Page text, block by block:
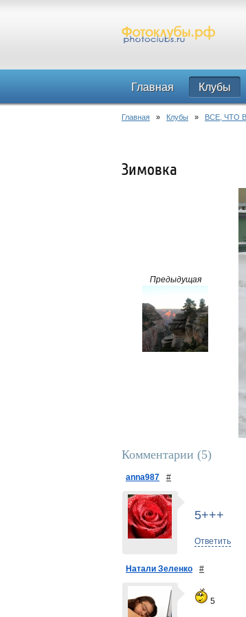
Главная Клубы
Главная » Клубы » ВСЕ, ЧТО
Зимовка
Предыдущая
Комментарии (5)
anna987 #
5+++
Ответить
Натали Зеленко #
5